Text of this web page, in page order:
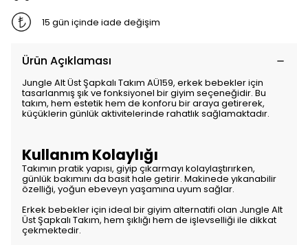
15 gün içinde iade değişim
Ürün Açıklaması
Jungle Alt Üst Şapkalı Takım AÜ159, erkek bebekler için
tasarlanmış şık ve fonksiyonel bir giyim seçeneğidir. Bu
takım, hem estetik hem de konforu bir araya getirerek,
küçüklerin günlük aktivitelerinde rahatlık sağlamaktadır.
Kullanım Kolaylığı
Takımın pratik yapısı, giyip çıkarmayı kolaylaştırırken,
günlük bakımını da basit hale getirir. Makinede yıkanabilir
özelliği, yoğun ebeveyn yaşamına uyum sağlar.
Erkek bebekler için ideal bir giyim alternatifi olan Jungle Alt
Üst Şapkalı Takım, hem şıklığı hem de işlevselliği ile dikkat
çekmektedir.